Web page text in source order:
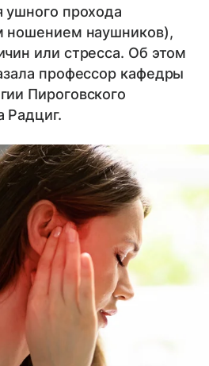
ушного прохода
ношением наушников),
или стресса. Об этом
профессор кафедры
Пироговского
Радциг.